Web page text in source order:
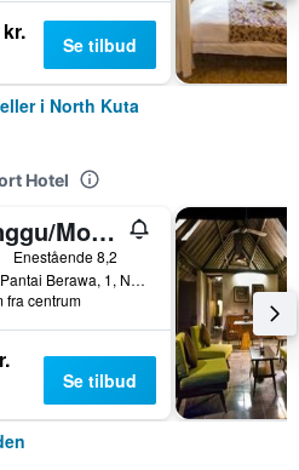
Se tilbud
i North Kuta
Hotel
Canggu/Morabito Art Villa
Enestående 8,2
Jalan Pantai Berawa, 1, North Kuta, Indonesien
fra centrum
Se tilbud